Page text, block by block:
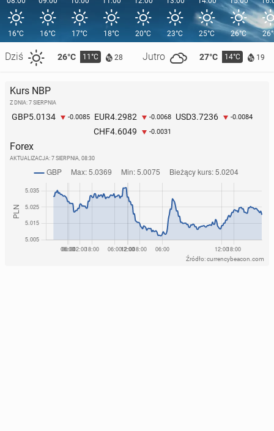
16°C
Dziś 26°C 11°C 28 Jutro 27°C 14°C 19
16°C 17°C 18°C 20°C 23°C 25°C 26°C
Kurs NBP
Z DNIA: 7 SIERPNIA
GBP5.0134 -0.0085 EUR4.2982 -0.0068 USD3.7236 -0.0084
CHF4.6049 -0.0031
Forex
AKTUALIZACJA: 7 SIERPNIA, 08:30
Źródło: currencybeacon.com